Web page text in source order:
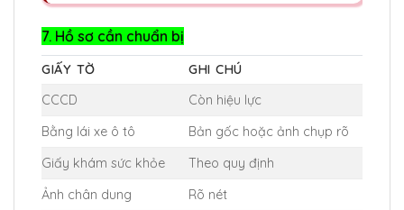
7. Hồ sơ cần chuẩn bị
GIẤY TỜ
GHI CHÚ
CCCD
Còn hiệu lực
Bằng lái xe ô tô
Bản gốc hoặc ảnh chụp rõ
Giấy khám sức khỏe
Theo quy định
Ảnh chân dung
Rõ nét